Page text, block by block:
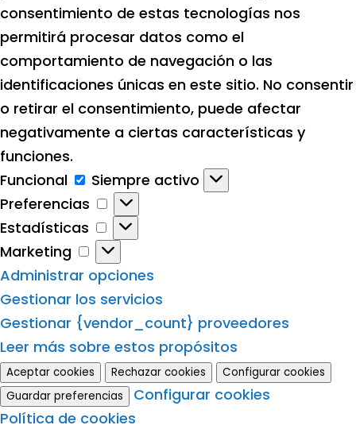
consentimiento de estas tecnologías nos
permitirá procesar datos como el
comportamiento de navegación o las
identificaciones únicas en este sitio. No consentir
o retirar el consentimiento, puede afectar
negativamente a ciertas características y
funciones.
Funcional
Funcional
Siempre activo
Preferencias
Preferencias
Estadísticas
Estadísticas
Marketing
Marketing
Administrar opciones
Gestionar los servicios
Gestionar {vendor_count} proveedores
Leer más sobre estos propósitos
Aceptar cookies Rechazar cookies
Configurar cookies
Guardar preferencias
Configurar cookies
Política de cookies